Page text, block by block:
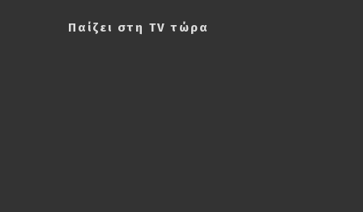
Παίζει στη TV τώρα